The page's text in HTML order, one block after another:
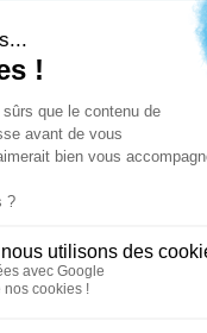
Politique de confidentialité
Conditions Générales de